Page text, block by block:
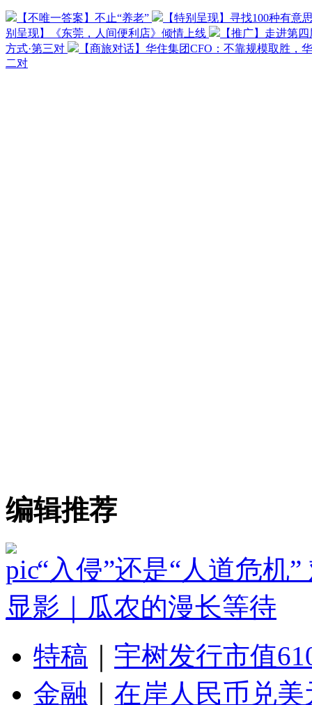
【不唯一答案】不止“养老”
【特别呈现】寻找100种有意
别呈现】《东莞，人间便利店》倾情上线
【推广】走进第
方式·第三对
【商旅对话】华住集团CFO：不靠规模取胜，
二对
编辑推荐
“入侵”还是“人道危机
显影｜瓜农的漫长等待
特稿
宇树发行市值
金融
在岸人民币兑